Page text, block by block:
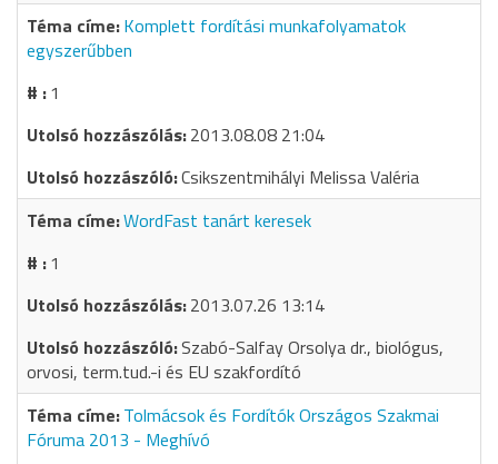
Komplett fordítási munkafolyamatok
egyszerűbben
1
2013.08.08 21:04
Csikszentmihályi Melissa Valéria
WordFast tanárt keresek
1
2013.07.26 13:14
Szabó-Salfay Orsolya dr., biológus,
orvosi, term.tud.-i és EU szakfordító
Tolmácsok és Fordítók Országos Szakmai
Fóruma 2013 - Meghívó